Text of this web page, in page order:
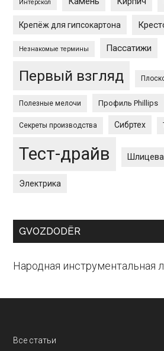
Интерскол
Крепёж для гипсокартона
Незнакомые термины Пассатижи
Первый взгляд
Полезные мелочи Профиль Phillips
Секреты производства Сибртех
Тест-драйв
Электрика
GVOZDODЁR
Народная инструментальная
Footer
Все статьи